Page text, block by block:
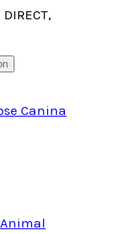
Canina